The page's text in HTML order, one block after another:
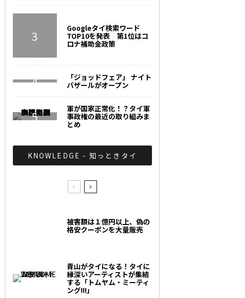
Googleタイ検索ワード
TOP10を発表 第1位はコ
ロナ補助金政策
「ジョッドフェア」 ナイト
バザールがオープン
軍が国家正常化！？タイ軍
事政権の最近の取り組みま
とめ
KNOWLEDGE - 知っときタイ
被害額は１億円以上、偽の
格安クーポンを大量販売
青山がタイになる！タイに
縁深いアーティストが集結
する「トムヤム・ミーティ
ング!!!」